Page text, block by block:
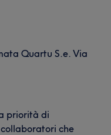
Quartu S.e. Via
priorità di
che